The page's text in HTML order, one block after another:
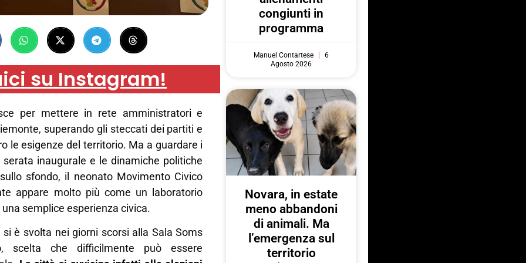
su Instagram!
per mettere in rete amministratori e
superando gli steccati dei partiti e
le esigenze del territorio. Ma a guardare i
inaugurale e le dinamiche politiche
sfondo, il neonato Movimento Civico
appare molto più come un laboratorio
semplice esperienza civica.
è svolta nei giorni scorsi alla Sala Soms
, scelta che difficilmente può essere
congiunti in
programma
Manuel Contartese
6
Agosto 2026
Novara, in estate
meno abbandoni
di animali. Ma
l’emergenza sul
territorio